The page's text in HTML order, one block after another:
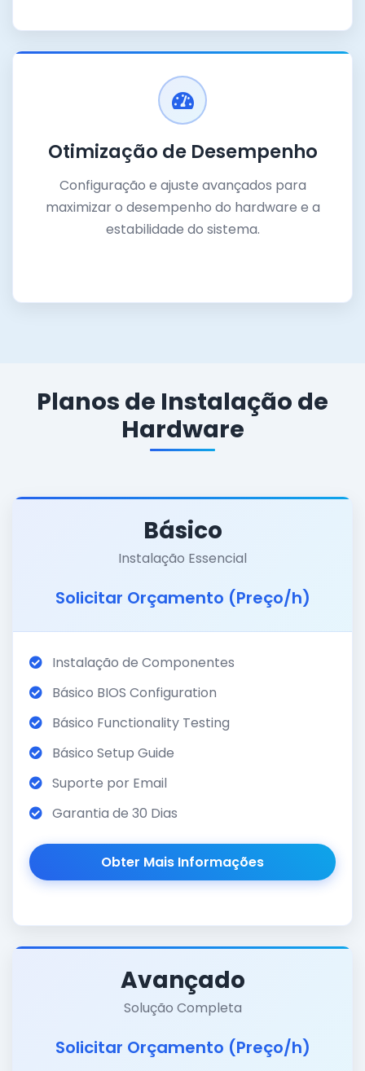
Otimização de Desempenho
Configuração e ajuste avançados para
maximizar o desempenho do hardware e a
estabilidade do sistema.
Planos de Instalação de
Hardware
Básico
Instalação Essencial
Solicitar Orçamento (Preço/h)
Instalação de Componentes
Básico BIOS Configuration
Básico Functionality Testing
Básico Setup Guide
Suporte por Email
Garantia de 30 Dias
Obter Mais Informações
Avançado
Solução Completa
Solicitar Orçamento (Preço/h)